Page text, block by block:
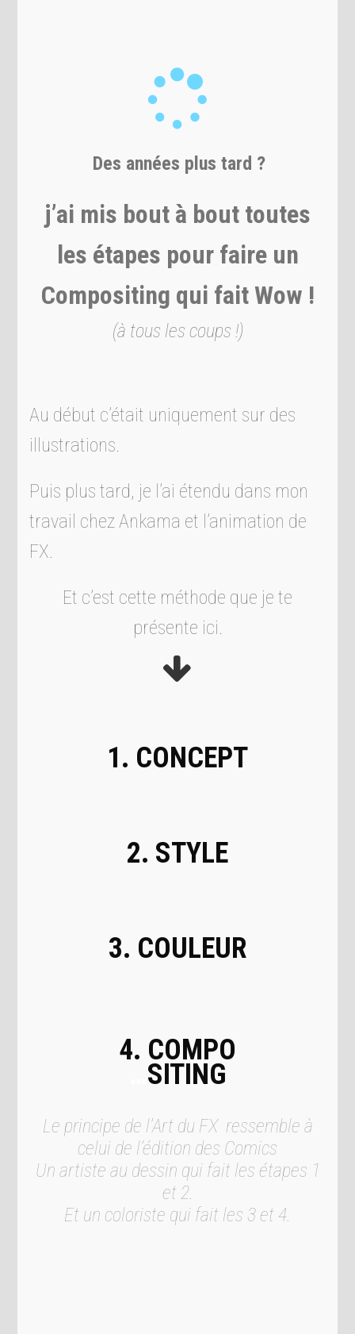
Des années plus tard ?
j’ai mis bout à bout toutes
les étapes pour faire un
Compositing qui fait Wow !
(à tous les coups !)
Au début c’était uniquement sur des
illustrations.
Puis plus tard, je l’ai étendu dans mon
travail chez Ankama et l’animation de
FX.
Et c’est cette méthode que je te
présente ici.
1. CONCEPT
2. STYLE
3. COULEUR
4. COMPO
SITING
Le principe de l’Art du FX ressemble à
celui de l’édition des Comics
Un artiste au dessin qui fait les étapes 1
et 2.
Et un coloriste qui fait les 3 et 4.